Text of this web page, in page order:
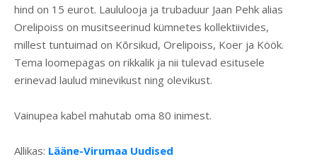
hind on 15 eurot. Laululooja ja trubaduur Jaan Pehk alias
Orelipoiss on musitseerinud kümnetes kollektiivides,
millest tuntuimad on Kõrsikud, Orelipoiss, Koer ja Köök.
Tema loomepagas on rikkalik ja nii tulevad esitusele
erinevad laulud minevikust ning olevikust.
Vainupea kabel mahutab oma 80 inimest.
Allikas: Lääne-Virumaa Uudised